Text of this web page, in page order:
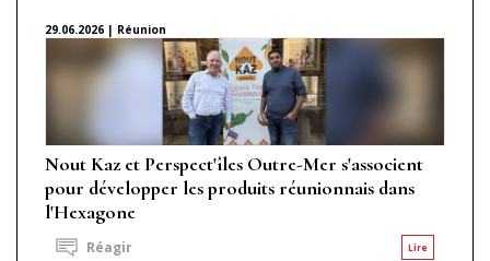
29.06.2026 | Réunion
Nout Kaz et Perspect'îles Outre-Mer s'associent
pour développer les produits réunionnais dans
l'Hexagone
Lire
Réagir